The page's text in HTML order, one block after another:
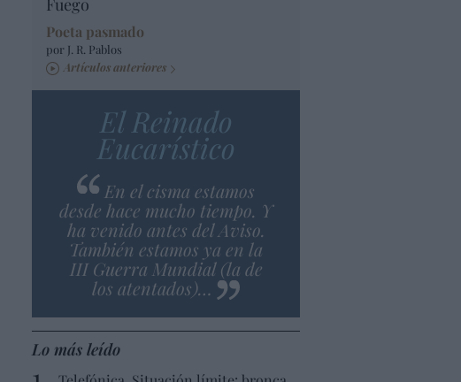
Fuego
Poeta pasmado
por J. R. Pablos
Artículos anteriores
El Reinado
Eucarístico
En el cisma estamos
desde hace mucho tiempo. Y
ha venido antes del Aviso.
También estamos ya en la
III Guerra Mundial (la de
los atentados)…
Lo más leído